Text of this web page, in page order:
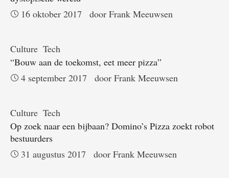
16 oktober 2017
door Frank Meeuwsen
Culture Tech
“Bouw aan de toekomst, eet meer pizza”
4 september 2017
door Frank Meeuwsen
Culture Tech
Op zoek naar een bijbaan? Domino’s Pizza zoekt robot
bestuurders
31 augustus 2017
door Frank Meeuwsen